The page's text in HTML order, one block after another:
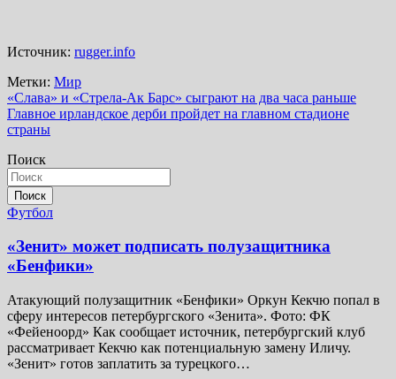
Источник: rugger.info
Метки: Мир
Навигация
по
«Слава» и «Стрела-Ак Барс» сыграют на два часа раньше
Главное ирландское дерби пройдет на главном стадионе
страны
Поиск
Поиск
Футбол
«Зенит» может подписать полузащитника
«Бенфики»
Атакующий полузащитник «Бенфики» Оркун Кекчю попал в
сферу интересов петербургского «Зенита». Фото: ФК
«Фейеноорд» Как сообщает источник, петербургский клуб
рассматривает Кекчю как потенциальную замену Иличу.
«Зенит» готов заплатить за турецкого…